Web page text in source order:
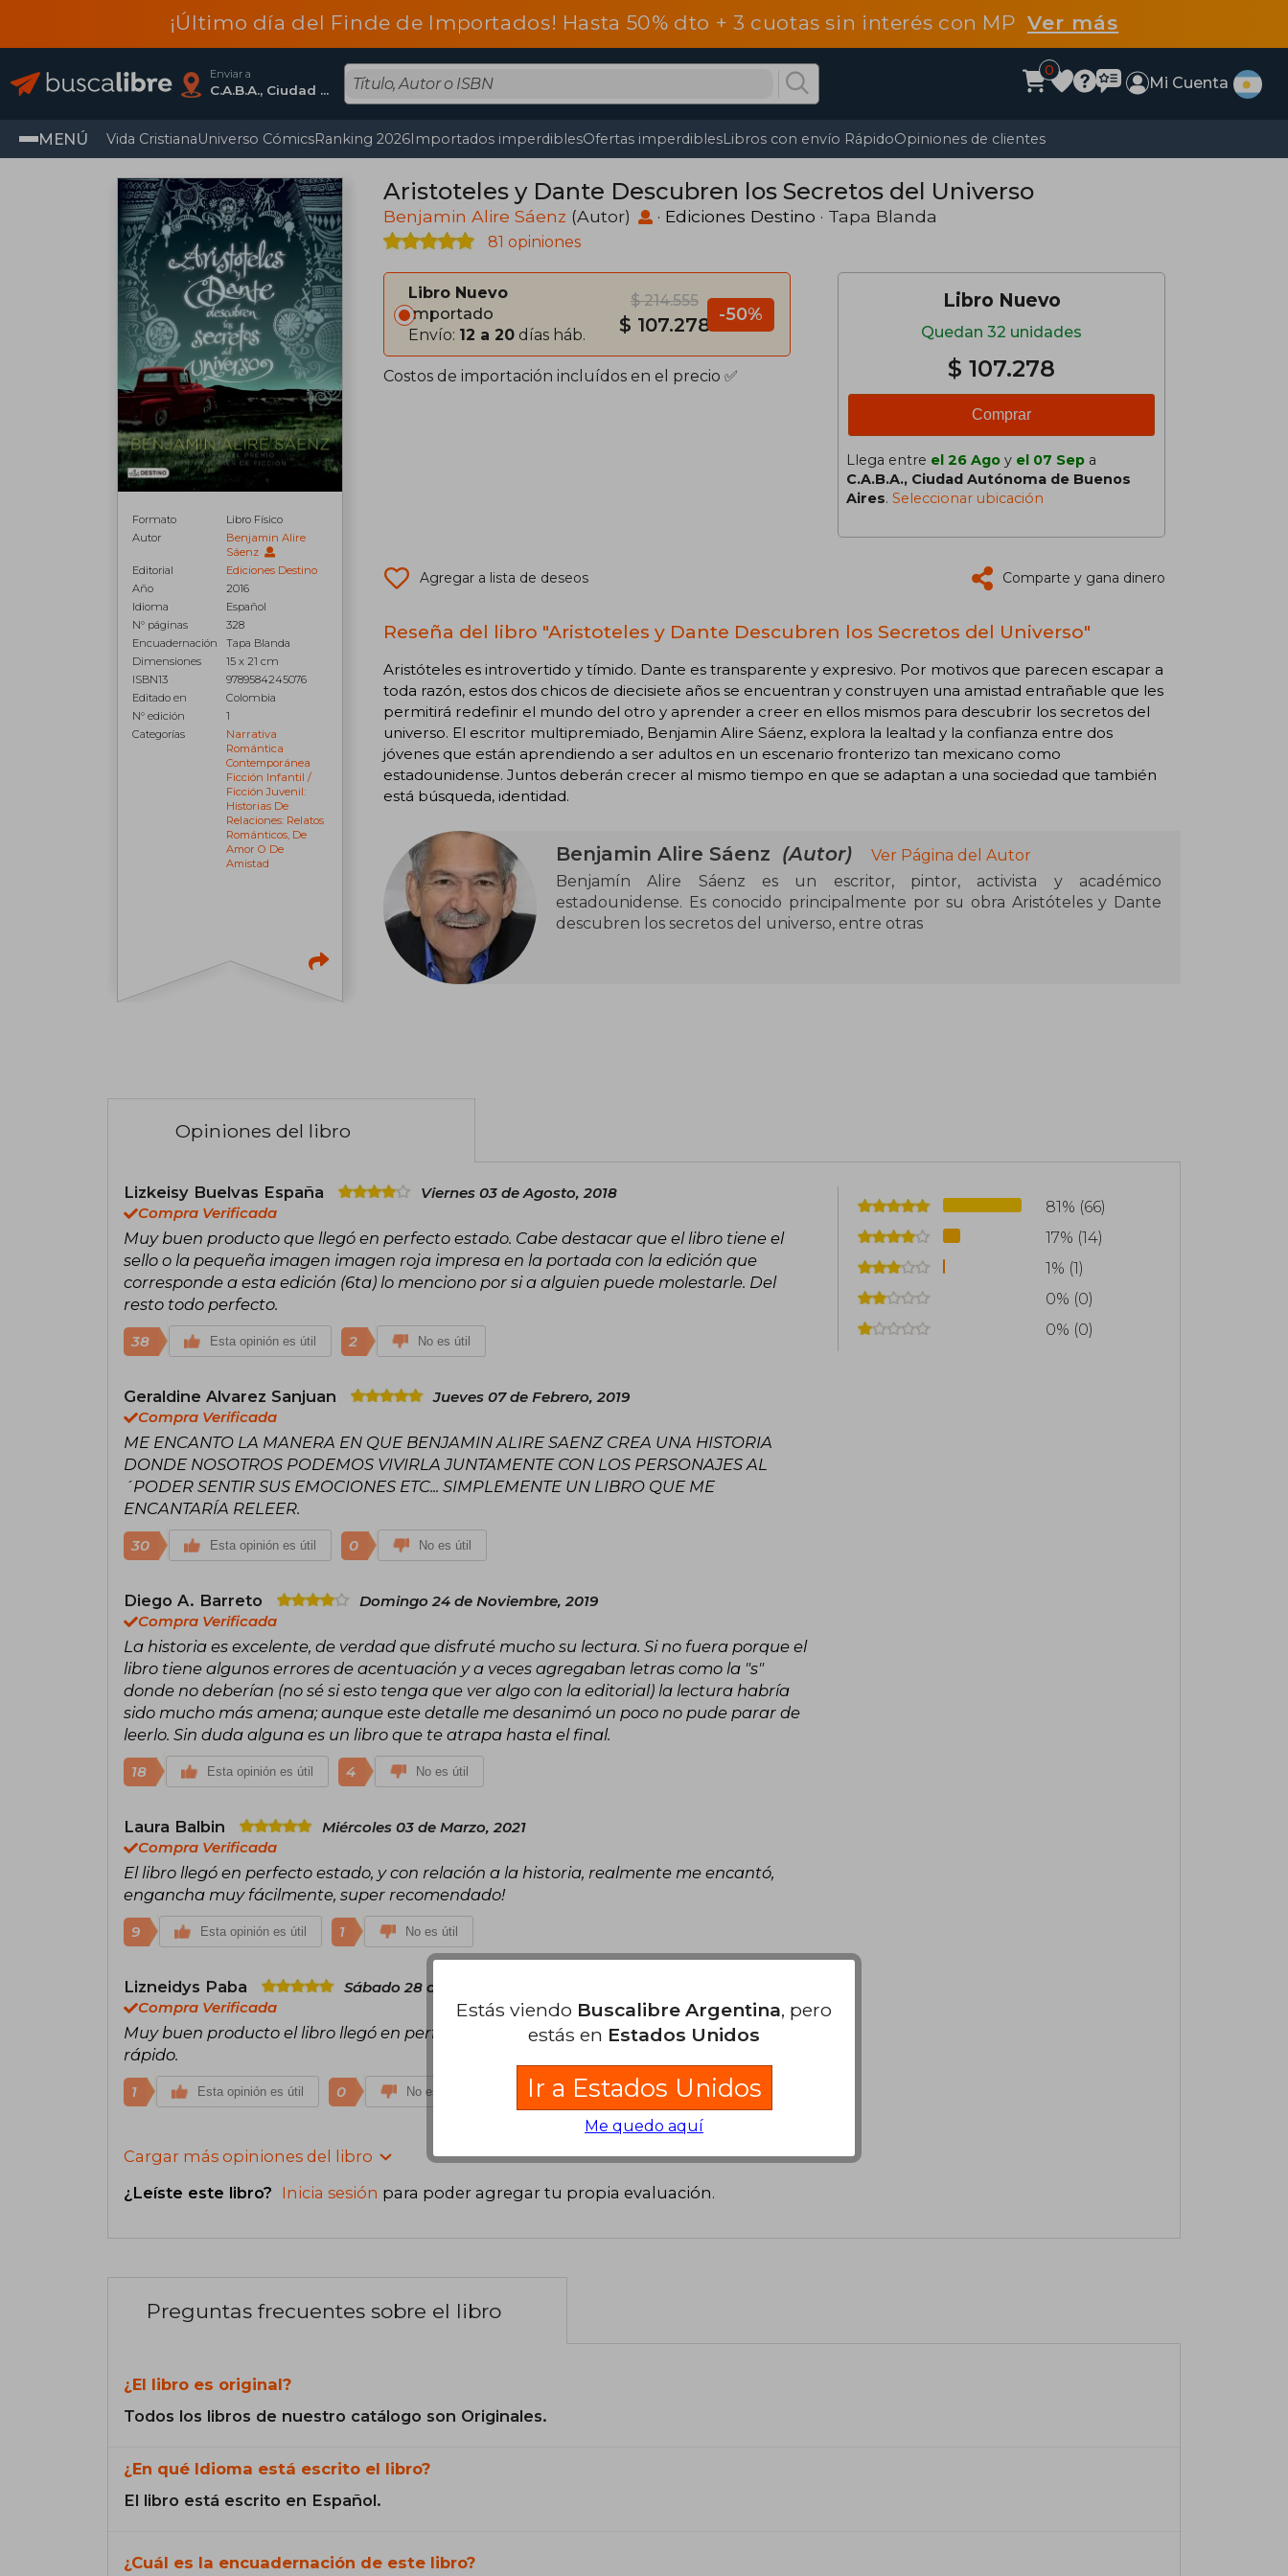
¡Último día del Finde de Importados! Hasta 50% dto + 3 cuotas sin interés con MP Ver más
Enviar a
C.A.B.A., Ciudad Autónoma De Buenos Aires
0
Mi Cuenta
MENÚ Vida CristianaUniverso CómicsRanking 2026Importados imperdiblesOfertas imperdiblesLibros con envío RápidoOpiniones de clientes
Formato
Libro Físico
Autor
Benjamin Alire
Sáenz
Editorial
Ediciones Destino
Año
2016
Idioma
Español
N° páginas
328
Encuadernación
Tapa Blanda
Dimensiones
15 x 21 cm
ISBN13
9789584245076
Editado en
Colombia
N° edición
1
Categorías
Narrativa
Romántica
Contemporánea
Ficción Infantil /
Ficción Juvenil:
Historias De
Relaciones: Relatos
Románticos, De
Amor O De
Amistad
Aristoteles y Dante Descubren los Secretos del Universo
Benjamin Alire Sáenz (Autor) · Ediciones Destino · Tapa Blanda
81 opiniones
Libro Nuevo
Importado
Envío: 12 a 20 días háb.
$ 214.555
$ 107.278 -50%
Costos de importación incluídos en el precio ✅
Libro Nuevo
Quedan 32 unidades
$ 107.278
Comprar
Llega entre el 26 Ago y el 07 Sep a
C.A.B.A., Ciudad Autónoma de Buenos
Aires. Seleccionar ubicación
Agregar a lista de deseos Comparte y gana dinero
Reseña del libro "Aristoteles y Dante Descubren los Secretos del Universo"
Aristóteles es introvertido y tímido. Dante es transparente y expresivo. Por motivos que parecen escapar a
toda razón, estos dos chicos de diecisiete años se encuentran y construyen una amistad entrañable que les
permitirá redefinir el mundo del otro y aprender a creer en ellos mismos para descubrir los secretos del
universo. El escritor multipremiado, Benjamin Alire Sáenz, explora la lealtad y la confianza entre dos
jóvenes que están aprendiendo a ser adultos en un escenario fronterizo tan mexicano como
estadounidense. Juntos deberán crecer al mismo tiempo en que se adaptan a una sociedad que también
está búsqueda, identidad.
Benjamin Alire Sáenz (Autor)
Ver Página del Autor
Benjamín Alire Sáenz es un escritor, pintor, activista y académico
estadounidense. Es conocido principalmente por su obra Aristóteles y Dante
descubren los secretos del universo, entre otras
Opiniones del libro
Lizkeisy Buelvas España
Viernes 03 de Agosto, 2018
Compra Verificada
Muy buen producto que llegó en perfecto estado. Cabe destacar que el libro tiene el
sello o la pequeña imagen imagen roja impresa en la portada con la edición que
corresponde a esta edición (6ta) lo menciono por si a alguien puede molestarle. Del
resto todo perfecto.
38 Esta opinión es útil 2 No es útil
Geraldine Alvarez Sanjuan
Jueves 07 de Febrero, 2019
Compra Verificada
ME ENCANTO LA MANERA EN QUE BENJAMIN ALIRE SAENZ CREA UNA HISTORIA
DONDE NOSOTROS PODEMOS VIVIRLA JUNTAMENTE CON LOS PERSONAJES AL
´PODER SENTIR SUS EMOCIONES ETC... SIMPLEMENTE UN LIBRO QUE ME
ENCANTARÍA RELEER.
30 Esta opinión es útil 0 No es útil
Diego A. Barreto
Domingo 24 de Noviembre, 2019
Compra Verificada
La historia es excelente, de verdad que disfruté mucho su lectura. Si no fuera porque el
libro tiene algunos errores de acentuación y a veces agregaban letras como la "s"
donde no deberían (no sé si esto tenga que ver algo con la editorial) la lectura habría
sido mucho más amena; aunque este detalle me desanimó un poco no pude parar de
leerlo. Sin duda alguna es un libro que te atrapa hasta el final.
18 Esta opinión es útil 4 No es útil
Laura Balbin
Miércoles 03 de Marzo, 2021
Compra Verificada
El libro llegó en perfecto estado, y con relación a la historia, realmente me encantó,
engancha muy fácilmente, super recomendado!
9 Esta opinión es útil 1 No es útil
Lizneidys Paba
Sábado 28 de Agosto, 2021
Compra Verificada
Muy buen producto el libro llegó en perfecto estado, no me esperaba que llegara tan
rápido.
1 Esta opinión es útil 0 No es útil
Cargar más opiniones del libro
¿Leíste este libro? Inicia sesión para poder agregar tu propia evaluación.
81% (66)
17% (14)
1% (1)
0% (0)
0% (0)
Preguntas frecuentes sobre el libro
¿El libro es original?
Todos los libros de nuestro catálogo son Originales.
¿En qué Idioma está escrito el libro?
El libro está escrito en Español.
¿Cuál es la encuadernación de este libro?
Estás viendo Buscalibre Argentina, pero
estás en Estados Unidos
Ir a Estados Unidos
Me quedo aquí